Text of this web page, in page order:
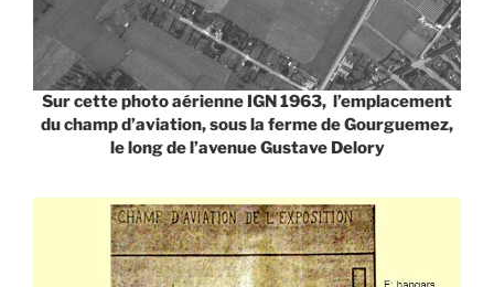
Sur cette photo aérienne IGN 1963, l’emplacement
du champ d’aviation, sous la ferme de Gourguemez,
le long de l’avenue Gustave Delory